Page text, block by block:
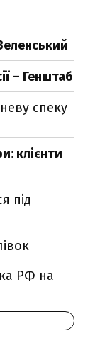
– Генштаб
спеку
клієнти
під
РФ на